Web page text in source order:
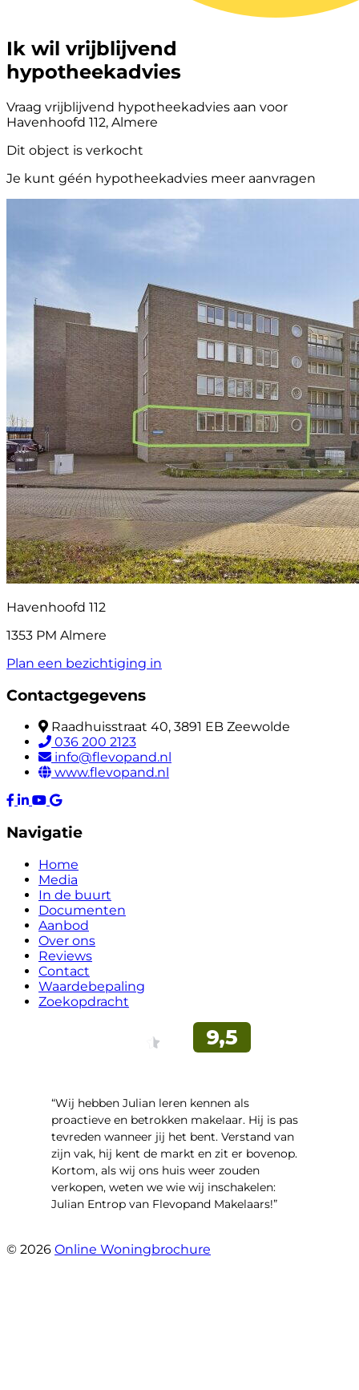
Ik wil vrijblijvend
hypotheekadvies
Vraag vrijblijvend hypotheekadvies aan voor
Havenhoofd 112, Almere
Dit object is verkocht
Je kunt géén hypotheekadvies meer aanvragen
Havenhoofd 112
1353 PM Almere
Plan een bezichtiging in
Contactgegevens
Raadhuisstraat 40, 3891 EB Zeewolde
036 200 2123
info@flevopand.nl
www.flevopand.nl
Navigatie
Home
Media
In de buurt
Documenten
Aanbod
Over ons
Reviews
Contact
Waardebepaling
Zoekopdracht
“Wij hebben Julian leren kennen als
proactieve en betrokken makelaar. Hij is pas
tevreden wanneer jij het bent. Verstand van
zijn vak, hij kent de markt en zit er bovenop.
Kortom, als wij ons huis weer zouden
verkopen, weten we wie wij inschakelen:
Julian Entrop van Flevopand Makelaars!”
© 2026 Online Woningbrochure